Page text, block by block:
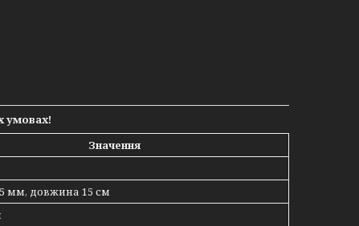
умовах!
Значення
мм, довжина 15 см